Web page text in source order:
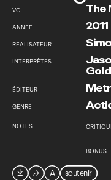
VO The
ANNÉE 2011
RÉALISATEUR
INTERPRÈTES
ÉDITEUR
GENRE
NOTES
BONUS

⮫ A soutenir